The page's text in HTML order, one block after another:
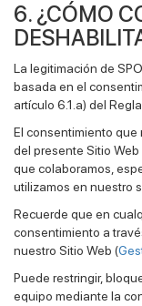
6. ¿CÓMO
La legitimación de
basada en el
artículo 6.1.a) del
El consentimiento
del presente Sitio
que colaboramos,
utilizamos en nuestro
Recuerde que en
consentimiento a
nuestro Sitio Web (
Puede restringir,
equipo mediante la